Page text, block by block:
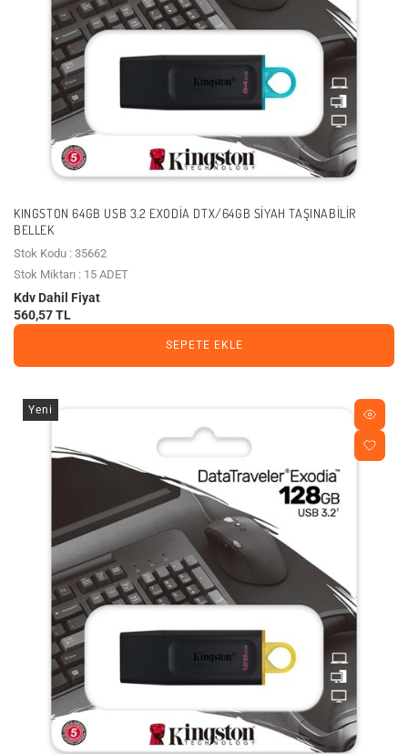
KINGSTON 64GB USB 3.2 EXODIA DTX/64GB SIYAH TAŞINABILIR
BELLEK
Stok Kodu : 35662
Stok Miktarı : 15 ADET
Kdv Dahil Fiyat
560,57 TL
SEPETE EKLE
Yeni